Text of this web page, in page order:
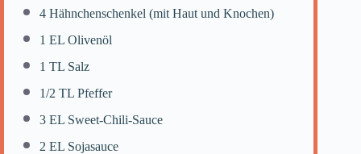
4 Hähnchenschenkel (mit Haut und Knochen)
1 EL Olivenöl
1 TL Salz
1/2 TL Pfeffer
3 EL Sweet-Chili-Sauce
2 EL Sojasauce